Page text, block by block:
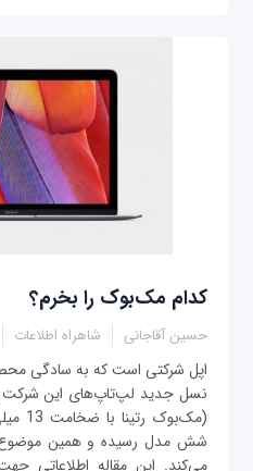
کدام مک‌بوک را بخرم؟
حسین آقاجانی شاهراه اطلاعات
اپل شرکتی است که به سادگی
نسل جدید لپ‌تاپ‌های این
شش مدل رسیده و همین موضوع
می‌کند. این مقاله اطلاعاتی